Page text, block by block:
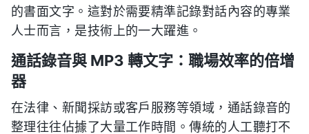
的書面文字。這對於需要精準記錄對話內容的專業
人士而言，是技術上的一大躍進。
通話錄音與 MP3 轉文字：職場效率的倍增
器
在法律、新聞採訪或客戶服務等領域，通話錄音的
整理往往佔據了大量工作時間。傳統的人工聽打不